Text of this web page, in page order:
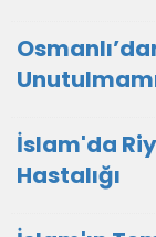
İslam'da
Hastalığı